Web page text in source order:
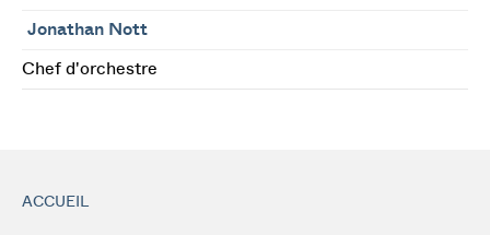
Jonathan Nott
Chef d'orchestre
ACCUEIL